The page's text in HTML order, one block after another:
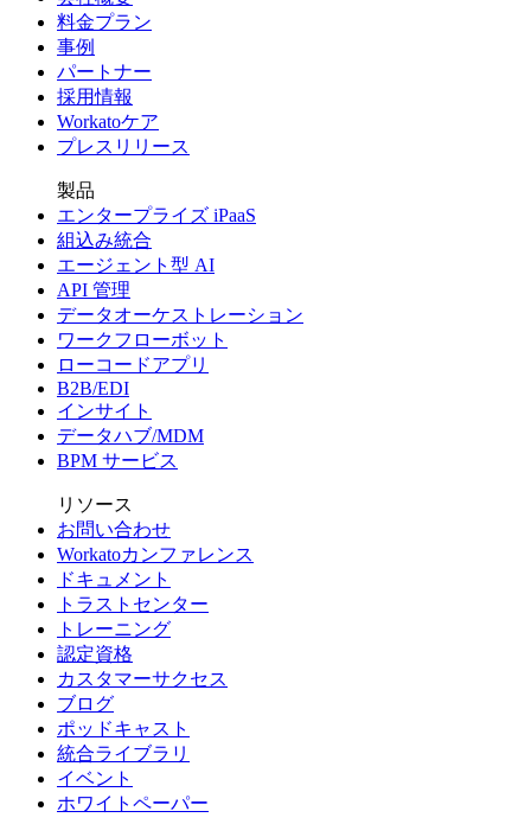
料金プラン
事例
パートナー
採用情報
Workatoケア
プレスリリース
製品
エンタープライズ iPaaS
組込み統合
エージェント型 AI
API 管理
データオーケストレーション
ワークフローボット
ローコードアプリ
B2B/EDI
インサイト
データハブ/MDM
BPM サービス
リソース
お問い合わせ
Workatoカンファレンス
ドキュメント
トラストセンター
トレーニング
認定資格
カスタマーサクセス
ブログ
ポッドキャスト
統合ライブラリ
イベント
ホワイトペーパー